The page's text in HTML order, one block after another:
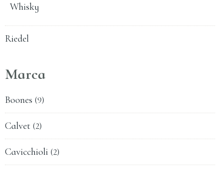
Whisky
Riedel
Marca
Boones (9)
Calvet (2)
Cavicchioli (2)